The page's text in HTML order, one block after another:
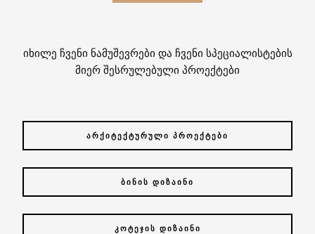
იხილე ჩვენი ნამუშევრები და ჩვენი სპეციალისტების
მიერ შესრულებული პროექტები
ᲐᲠᲥᲘᲢᲔᲥᲢᲣᲠᲣᲚᲘ ᲞᲠᲝᲔᲥᲢᲔᲑᲘ
ᲑᲘᲜᲘᲡ ᲓᲘᲖᲐᲘᲜᲘ
ᲙᲝᲢᲔᲯᲘᲡ ᲓᲘᲖᲐᲘᲜᲘ